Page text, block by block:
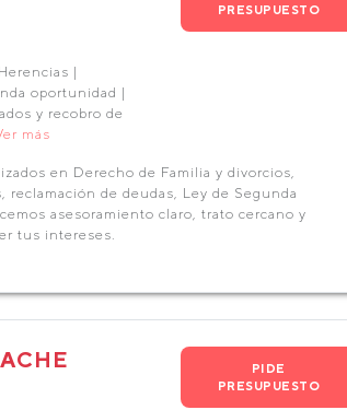
|
oportunidad |
y recobro de
más
PRESUPUESTO
en Derecho de Familia y divorcios,
reclamación de deudas, Ley de Segunda
asesoramiento claro, trato cercano y
tus intereses.
PIDE
PRESUPUESTO